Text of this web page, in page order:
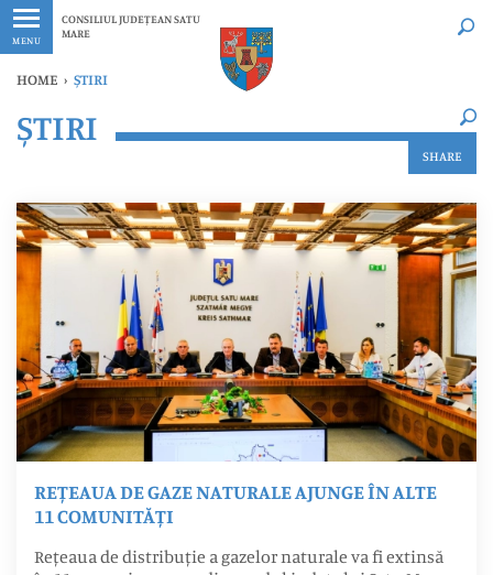
MENU
CONSILIUL JUDEȚEAN SATU
MARE
Ultimele
HOME › ȘTIRI
×
ȘTIRI
SHARE
REȚEAUA DE GAZE NATURALE AJUNGE ÎN ALTE
11 COMUNITĂȚI
Rețeaua de distribuție a gazelor naturale va fi extinsă